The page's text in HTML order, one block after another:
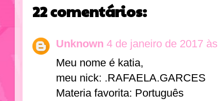
22 comentários:
Unknown 4 de janeiro de 2017
Meu nome é katia,
meu nick: .RAFAELA.GARCES
Materia favorita: Português